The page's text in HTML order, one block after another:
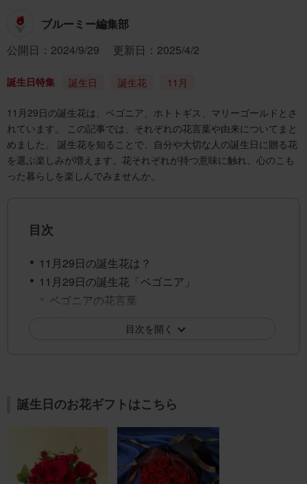
ブルーミー編集部
公開日：2024/9/29
更新日：2025/4/2
誕生日特集 誕生日 誕生花 11月
11月29日の誕生花は、ベゴニア、ホトトギス、マリーゴールドとさ
れています。 この記事では、それぞれの花言葉や由来についてまと
めました。 誕生花を知ることで、自分や大切な人の誕生日に贈る花
を選ぶ楽しみが増えます。花それぞれが持つ意味に触れ、心のこも
った暮らしを楽しんでみませんか。
目次
目次を開く
11月29日の誕生花は？
11月29日の誕生花「ベゴニア」
ベゴニアの花言葉
11月29日の誕生花「ホトトギス」
マリーゴールドの花言葉
マリーゴールドの花言葉の由来
月の誕生花の紹介 11月の誕生花 「ツバキ」
11月の誕生花一覧
誕生日のお花ギフトはこちら